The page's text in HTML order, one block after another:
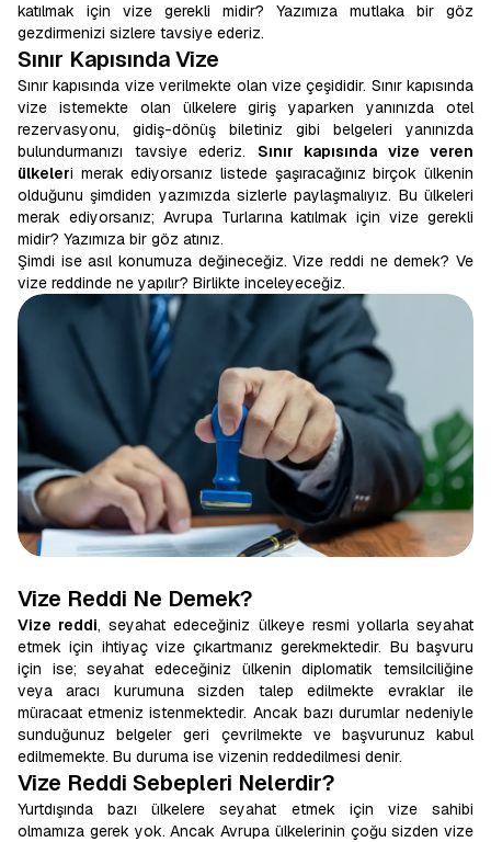
katılmak için vize gerekli midir? Yazımıza mutlaka bir göz
gezdirmenizi sizlere tavsiye ederiz.
Sınır Kapısında Vize
Sınır kapısında vize verilmekte olan vize çeşididir. Sınır kapısında
vize istemekte olan ülkelere giriş yaparken yanınızda otel
rezervasyonu, gidiş-dönüş biletiniz gibi belgeleri yanınızda
bulundurmanızı tavsiye ederiz. Sınır kapısında vize veren
ülkeleri merak ediyorsanız listede şaşıracağınız birçok ülkenin
olduğunu şimdiden yazımızda sizlerle paylaşmalıyız. Bu ülkeleri
merak ediyorsanız; Avrupa Turlarına katılmak için vize gerekli
midir? Yazımıza bir göz atınız.
Şimdi ise asıl konumuza değineceğiz. Vize reddi ne demek? Ve
vize reddinde ne yapılır? Birlikte inceleyeceğiz.
Vize Reddi Ne Demek?
Vize reddi, seyahat edeceğiniz ülkeye resmi yollarla seyahat
etmek için ihtiyaç vize çıkartmanız gerekmektedir. Bu başvuru
için ise; seyahat edeceğiniz ülkenin diplomatik temsilciliğine
veya aracı kurumuna sizden talep edilmekte evraklar ile
müracaat etmeniz istenmektedir. Ancak bazı durumlar nedeniyle
sunduğunuz belgeler geri çevrilmekte ve başvurunuz kabul
edilmemekte. Bu duruma ise vizenin reddedilmesi denir.
Vize Reddi Sebepleri Nelerdir?
Yurtdışında bazı ülkelere seyahat etmek için vize sahibi
olmamıza gerek yok. Ancak Avrupa ülkelerinin çoğu sizden vize